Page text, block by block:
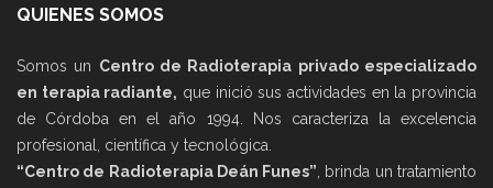
QUIENES SOMOS
Somos un Centro de Radioterapia privado especializado
en terapia radiante, que inició sus actividades en la provincia
de Córdoba en el año 1994. Nos caracteriza la excelencia
profesional, científica y tecnológica.
“Centro de Radioterapia Deán Funes” , brinda un tratamiento